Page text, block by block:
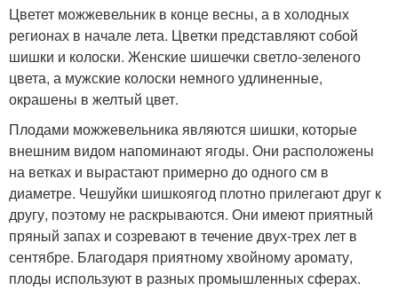
Цветет можжевельник в конце весны, а в холодных
регионах в начале лета. Цветки представляют собой
шишки и колоски. Женские шишечки светло-зеленого
цвета, а мужские колоски немного удлиненные,
окрашены в желтый цвет.
Плодами можжевельника являются шишки, которые
внешним видом напоминают ягоды. Они расположены
на ветках и вырастают примерно до одного см в
диаметре. Чешуйки шишкоягод плотно прилегают друг к
другу, поэтому не раскрываются. Они имеют приятный
пряный запах и созревают в течение двух-трех лет в
сентябре. Благодаря приятному хвойному аромату,
плоды используют в разных промышленных сферах.